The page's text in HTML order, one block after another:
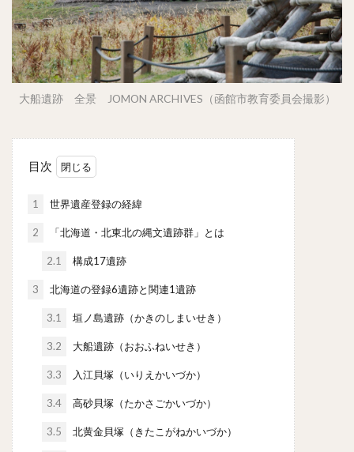
大船遺跡 全景 JOMON ARCHIVES（函館市教育委員会撮影）
目次
1 世界遺産登録の経緯
2 「北海道・北東北の縄文遺跡群」とは
2.1 構成17遺跡
3 北海道の登録6遺跡と関連1遺跡
3.1 垣ノ島遺跡（かきのしまいせき）
3.2 大船遺跡（おおふねいせき）
3.3 入江貝塚（いりえかいづか）
3.4 高砂貝塚（たかさごかいづか）
3.5 北黄金貝塚（きたこがねかいづか）